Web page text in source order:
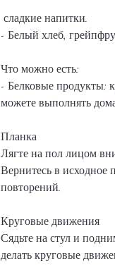
сладкие напитки.
- Белый хлеб,
Что можно есть:
- Белковые продукты:
можете выполнять
Планка
Лягте на пол лицом
Вернитесь в
повторений.
Круговые движения
Сядьте на стул и
делать круговые